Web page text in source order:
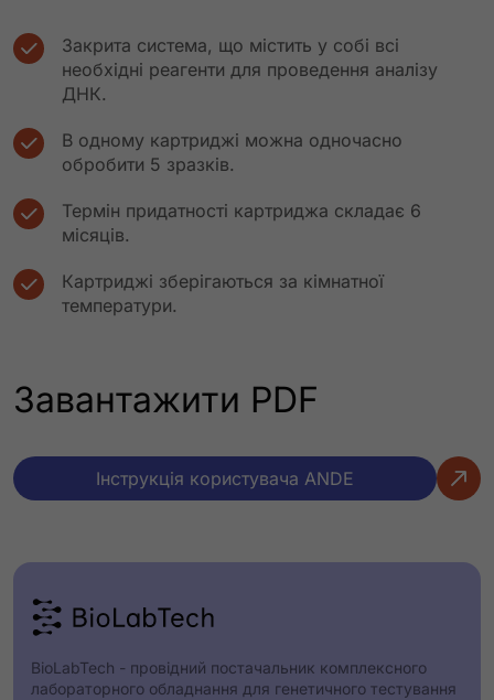
Закрита система, що містить у собі всі
необхідні реагенти для проведення аналізу
ДНК.
В одному картриджі можна одночасно
обробити 5 зразків.
Термін придатності картриджа складає 6
місяців.
Картриджі зберігаються за кімнатної
температури.
Завантажити PDF
Інструкція користувача ANDE
BioLabTech - провідний постачальник комплексного
лабораторного обладнання для генетичного тестування